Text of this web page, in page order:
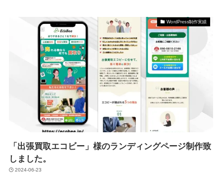
WordPress制作実績
「出張買取エコビー」様のランディングページ制作致
しました。
2024-06-23